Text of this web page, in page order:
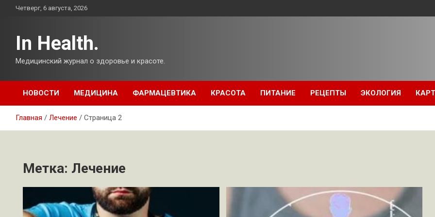
ПерейтиЧетверг, 6 августа, 2026
In Health.
Медицинский журнал о здоровье и красоте.
НОВОСТИ МЕДИЦИНА ФАРМАЦЕВТИКА КРАСОТА ПИТАНИЕ РЕЦЕПТЫ ЭКОЛОГИЯ
Главная Лечение Страница 2
Метка: Лечение